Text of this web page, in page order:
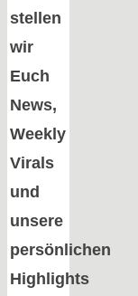
stellen
wir
Euch
News,
Weekly
Virals
und
unsere
persönlichen
Highlights